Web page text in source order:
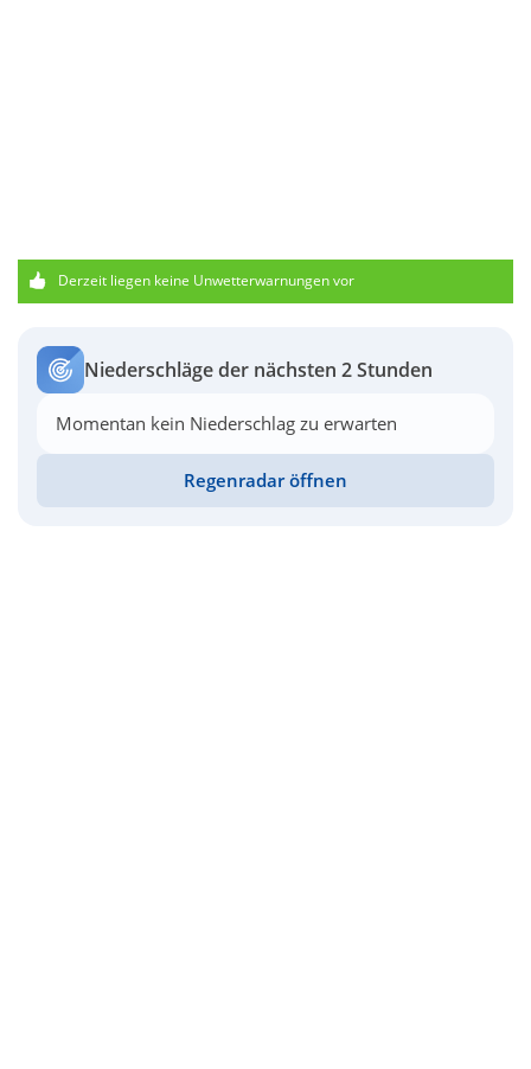
Derzeit liegen keine Unwetterwarnungen vor
Niederschläge der nächsten 2 Stunden
Momentan kein Niederschlag zu erwarten
Regenradar öffnen